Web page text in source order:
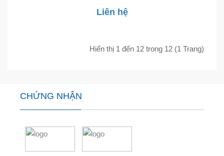
Liên hệ
Hiển thị 1 đến 12 trong 12 (1 Trang)
CHỨNG NHẬN